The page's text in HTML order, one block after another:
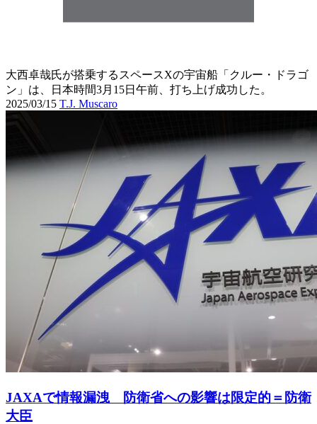
大西卓哉氏が搭乗するスペースXの宇宙船「クルー・ドラゴ
ン」は、日本時間3月15日午前、打ち上げ成功した。
2025/03/15 T.J. Muscaro
JAXAで情報漏洩 防衛省への影響は限定的＝防衛
大臣